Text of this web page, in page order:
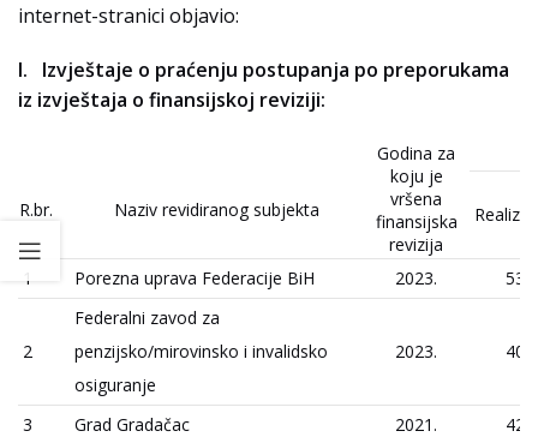
internet-stranici objavio:
Izvještaje o praćenju postupanja po preporukama
iz izvještaja o finansijskoj reviziji:
R.br. Naziv revidiranog subjekta
Godina za
koju je
vršena
finansijska
revizija
1 Porezna uprava Federacije BiH 2023. 53%
2
Federalni zavod za
penzijsko/mirovinsko i invalidsko
osiguranje
2023. 40%
3 Grad Gradačac 2021. 42%